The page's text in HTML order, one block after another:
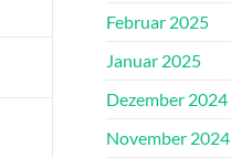
Februar 2025
Januar 2025
Dezember 2024
November 2024